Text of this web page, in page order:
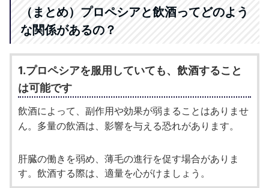
（まとめ）プロペシアと飲酒ってどのよう
な関係があるの？
1.プロペシアを服用していても、飲酒すること
は可能です
飲酒によって、副作用や効果が弱まることはありませ
ん。多量の飲酒は、影響を与える恐れがあります。
肝臓の働きを弱め、薄毛の進行を促す場合がありま
す。飲酒する際は、適量を心がけましょう。